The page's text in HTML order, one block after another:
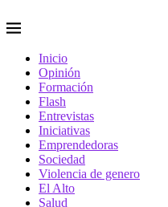
Inicio
Opinión
Formación
Flash
Entrevistas
Iniciativas
Emprendedoras
Sociedad
Violencia de genero
El Alto
Salud